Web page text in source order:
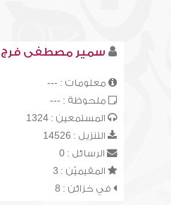
سمير مصطفى فرج
معلومات : ---
ملحوظة : ---
المستمعين : 1324
التنزيل : 14526
الرسائل : 0
المقيميّن : 3
في خزائن : 8